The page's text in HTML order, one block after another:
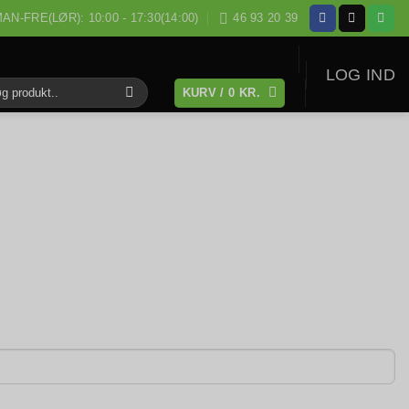
FRE(LØR): 10:00 - 17:30(14:00) 46 93 20 39
KURV /0 KR.
LOG IND